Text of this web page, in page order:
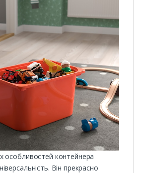
особливостей контейнера
Він прекрасно